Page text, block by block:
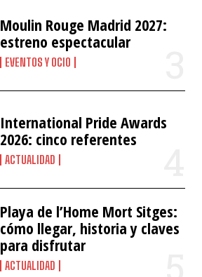
Moulin Rouge Madrid 2027:
estreno espectacular
EVENTOS Y OCIO
International Pride Awards
2026: cinco referentes
ACTUALIDAD
Playa de l’Home Mort Sitges:
cómo llegar, historia y claves
para disfrutar
ACTUALIDAD